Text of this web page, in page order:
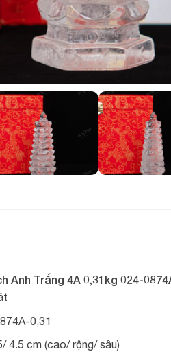
Anh Trắng 4A 0,31kg 024-
0,31
4.5 cm (cao/ rộng/ sâu)